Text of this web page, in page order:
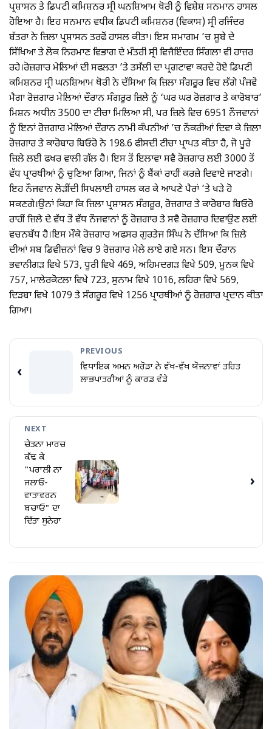
ਪ੍ਰਸ਼ਾਸਨ ਤੇ ਡਿਪਟੀ ਕਮਿਸ਼ਨਰ ਸ੍ਰੀ ਘਨਸ਼ਿਆਮ ਥੋਰੀ ਨੂੰ ਵਿਸ਼ੇਸ਼ ਸਨਮਾਨ ਹਾਸਲ
ਹੋੋਇਆ ਹੈ। ਇਹ ਸਨਮਾਨ ਵਧੀਕ ਡਿਪਟੀ ਕਮਿਸ਼ਨਰ (ਵਿਕਾਸ) ਸ੍ਰੀ ਰਜਿੰਦਰ
ਬੱਤਰਾ ਨੇ ਜ਼ਿਲਾ ਪ੍ਰਸ਼ਾਸਨ ਤਰਫੋਂ ਹਾਸਲ ਕੀਤਾ। ਇਸ ਸਮਾਗਮ ’ਚ ਸੂਬੇ ਦੇ
ਸਿੱਖਿਆ ਤੇ ਲੋਕ ਨਿਰਮਾਣ ਵਿਭਾਗ ਦੇ ਮੰਤਰੀ ਸ੍ਰੀ ਵਿਜੈਇੰਦਰ ਸਿੰਗਲਾ ਵੀ ਹਾਜ਼ਰ
ਰਹੇ।ਰੋਜ਼ਗਾਰ ਮੇਲਿਆਂ ਦੀ ਸਫਲਤਾ ’ਤੇ ਤਸੱਲੀ ਦਾ ਪ੍ਰਗਟਾਵਾ ਕਰਦੇ ਹੋਏ ਡਿਪਟੀ
ਕਮਿਸ਼ਨਰ ਸ੍ਰੀ ਘਨਸ਼ਿਆਮ ਥੋਰੀ ਨੇ ਦੱਸਿਆ ਕਿ ਜ਼ਿਲਾ ਸੰਗਰੂਰ ਵਿਚ ਲੱਗੇ ਪੰਜਵੇਂ
ਮੈਗਾ ਰੋਜ਼ਗਾਰ ਮੇਲਿਆਂ ਦੌਰਾਨ ਸੰਗਰੂਰ ਜ਼ਿਲੇ ਨੂੰ ‘ਘਰ ਘਰ ਰੋਜ਼ਗਾਰ ਤੇ ਕਾਰੋਬਾਰ’
ਮਿਸ਼ਨ ਅਧੀਨ 3500 ਦਾ ਟੀਚਾ ਮਿਲਿਆ ਸੀ, ਪਰ ਜ਼ਿਲੇ ਵਿਚ 6951 ਨੌਜਵਾਨਾਂ
ਨੂੰ ਇਨਾਂ ਰੋਜ਼ਗਾਰ ਮੇਲਿਆਂ ਦੌਰਾਨ ਨਾਮੀ ਕੰਪਨੀਆਂ ’ਚ ਨੌਕਰੀਆਂ ਦਿਵਾ ਕੇ ਜ਼ਿਲਾ
ਰੋਜ਼ਗਾਰ ਤੇ ਕਾਰੋਬਾਰ ਬਿਓਰੋ ਨੇ 198.6 ਫੀਸਦੀ ਟੀਚਾ ਪ੍ਰਾਪਤ ਕੀਤਾ ਹੈ, ਜੋ ਪੂਰੇ
ਜ਼ਿਲੇ ਲਈ ਫਖਰ ਵਾਲੀ ਗੱਲ ਹੈ। ਇਸ ਤੋਂ ਇਲਾਵਾ ਸਵੈ ਰੋਜ਼ਗਾਰ ਲਈ 3000 ਤੋਂ
ਵੱਧ ਪ੍ਰਾਰਥੀਆਂ ਨੂੰ ਚੁਣਿਆ ਗਿਆ, ਜਿਨਾਂ ਨੂੰ ਬੈਂਕਾਂ ਰਾਹੀਂ ਕਰਜ਼ੇ ਦਿਵਾਏ ਜਾਣਗੇ।
ਇਹ ਨੌਜਵਾਨ ਲੋੜੀਂਦੀ ਸਿਖਲਾਈ ਹਾਸਲ ਕਰ ਕੇ ਆਪਣੇ ਪੈਰਾਂ ’ਤੇ ਖੜੇ ਹੋ
ਸਕਣਗੇ।ਉਨਾਂ ਕਿਹਾ ਕਿ ਜ਼ਿਲਾ ਪ੍ਰਸ਼ਾਸਨ ਸੰਗਰੂਰ, ਰੋਜ਼ਗਾਰ ਤੇ ਕਾਰੋਬਾਰ ਬਿਓਰੋ
ਰਾਹੀਂ ਜ਼ਿਲੇ ਦੇ ਵੱਧ ਤੋਂ ਵੱਧ ਨੌਜਵਾਨਾਂ ਨੂੰ ਰੋਜ਼ਗਾਰ ਤੇ ਸਵੈ ਰੋਜ਼ਗਾਰ ਦਿਵਾਉਣ ਲਈ
ਵਚਨਬੱਧ ਹੈ।ਇਸ ਮੌਕੇ ਰੋਜ਼ਗਾਰ ਅਫਸਰ ਗੁਰਤੇਜ ਸਿੰਘ ਨੇ ਦੱਸਿਆ ਕਿ ਜ਼ਿਲੇ
ਦੀਆਂ ਸਬ ਡਿਵੀਜ਼ਨਾਂ ਵਿਚ 9 ਰੋਜ਼ਗਾਰ ਮੇਲੇ ਲਾਏ ਗਏ ਸਨ। ਇਸ ਦੌਰਾਨ
ਭਵਾਨੀਗੜ ਵਿਖੇ 573, ਧੂਰੀ ਵਿਖੇ 469, ਅਹਿਮਦਗੜ ਵਿਖੇ 509, ਮੂਨਕ ਵਿਖੇ
757, ਮਾਲੇਰਕੋਟਲਾ ਵਿਖੇ 723, ਸੁਨਾਮ ਵਿਖੇ 1016, ਲਹਿਰਾ ਵਿਖੇ 569,
ਦਿੜਬਾ ਵਿਖੇ 1079 ਤੇ ਸੰਗਰੂਰ ਵਿਖੇ 1256 ਪ੍ਰਾਰਥੀਆਂ ਨੂੰ ਰੋਜ਼ਗਾਰ ਪ੍ਰਦਾਨ ਕੀਤਾ
ਗਿਆ।
‹
PREVIOUS
ਵਿਧਾਇਕ ਅਮਨ ਅਰੋੜਾ ਨੇ ਵੱਖ-ਵੱਖ ਯੋਜਨਾਵਾਂ ਤਹਿਤ
ਲਾਭਪਾਤਰੀਆਂ ਨੂੰ ਕਾਰਡ ਵੰਡੇ
NEXT
ਚੇਤਨਾ ਮਾਰਚ
ਕੱਢ ਕੇ
"ਪਰਾਲੀ ਨਾ
ਜਲਾਓ-
ਵਾਤਾਵਰਨ
ਬਚਾਓ" ਦਾ
ਦਿੱਤਾ ਸੁਨੇਹਾ
›